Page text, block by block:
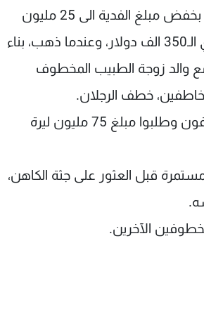
من اقناع الخاطفين بخفض مبلغ الفدية الى 25 مليون
ليرة سورية ما يوازي الـ350 الف دولار، وعندما ذهب، بناء
والد زوجة الطبيب المخطوف
خطف الرجلان.
الى ذلك، عاد الخاطفون وطلبوا مبلغ 75 مليون ليرة
قبل العثور على جثة الكاهن،
الآخرين.